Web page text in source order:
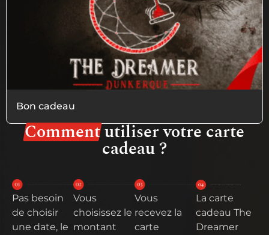
Bon cadeau
Commentutiliser votre carte
cadeau ?
Pas besoin
de choisir
une date, le
Vous
choisissez le
montant
Vous
recevez la
carte
La carte
cadeau The
Dreamer